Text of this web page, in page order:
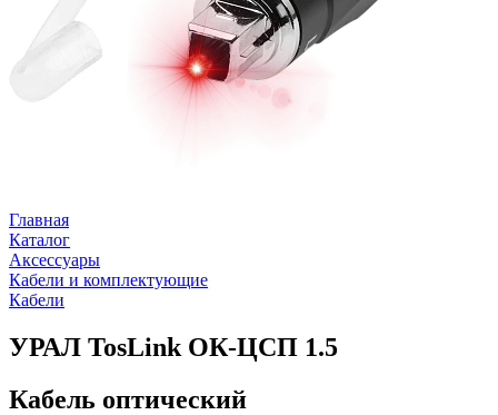
Главная
Каталог
Аксессуары
Кабели и комплектующие
Кабели
УРАЛ TosLink ОК-ЦСП 1.5
Кабель оптический